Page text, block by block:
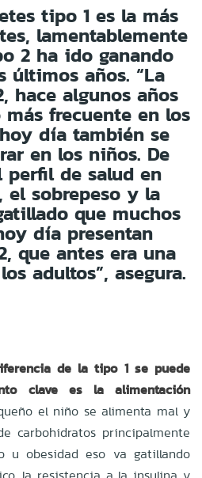
tipo 1 es la más
lamentablemente
2 ha ido ganando
últimos años. “La
hace algunos años
frecuente en los
día también se
en los niños. De
perfil de salud en
el sobrepeso y la
que muchos
día presentan
que antes era una
adultos”, asegura.
de la tipo 1 se puede
clave es la alimentación
el niño se alimenta mal y
carbohidratos principalmente
u obesidad eso va gatillando